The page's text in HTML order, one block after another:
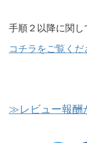
手順２以降に関し
コチラをご覧くだ
≫レビュー報酬